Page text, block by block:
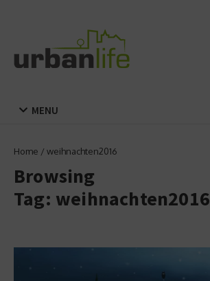
MENU
Home / weihnachten2016
Browsing
Tag: weihnachten2016